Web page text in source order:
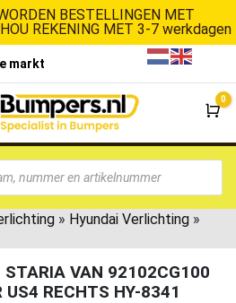
BESTELLINGEN MET
REKENING MET 3-7 werkdagen
markt
0
» Hyundai Verlichting »
STARIA VAN 92102CG100
RECHTS HY-8341